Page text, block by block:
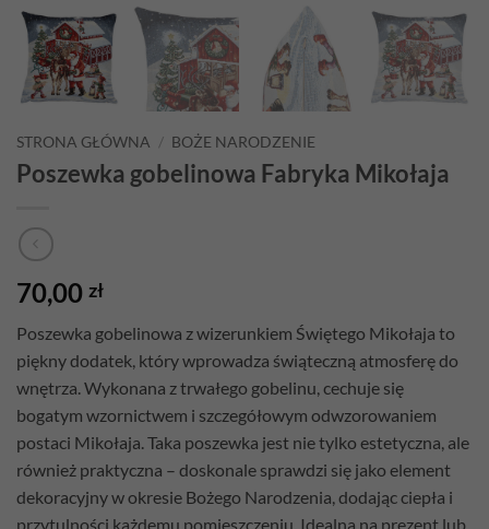
STRONA GŁÓWNA / BOŻE NARODZENIE
Poszewka gobelinowa Fabryka Mikołaja
70,00 zł
Poszewka gobelinowa z wizerunkiem Świętego Mikołaja to
piękny dodatek, który wprowadza świąteczną atmosferę do
wnętrza. Wykonana z trwałego gobelinu, cechuje się
bogatym wzornictwem i szczegółowym odwzorowaniem
postaci Mikołaja. Taka poszewka jest nie tylko estetyczna, ale
również praktyczna – doskonale sprawdzi się jako element
dekoracyjny w okresie Bożego Narodzenia, dodając ciepła i
przytulności każdemu pomieszczeniu. Idealna na prezent lub